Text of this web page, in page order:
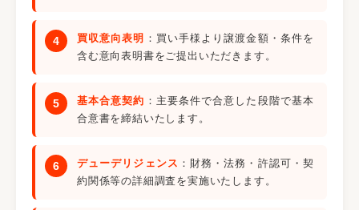
買収意向表明 ：買い手様より譲渡金額・条件を
含む意向表明書をご提出いただきます。
基本合意契約 ：主要条件で合意した段階で基本
合意書を締結いたします。
デューデリジェンス ：財務・法務・許認可・契
約関係等の詳細調査を実施いたします。